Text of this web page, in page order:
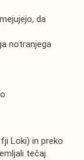
da
notranjega
Loki) in preko
tečaj.